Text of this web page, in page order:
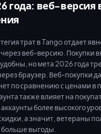
года: веб-версия
трат в Tango отдает
веб-версию. Покупки
но мета 2026 года
браузер. Веб-покупки
по сравнению с ценами в
также влияет на
более высокого
а значит, ветераны
выгоды.